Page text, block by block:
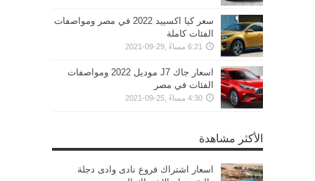
سعر كيا اكسييد 2022 في مصر ومواصفات
الفئات كاملة
6:21 مساءً ,29-09-2021
اسعار جاك J7 موديل 2022 ومواصفات
الفئات في مصر
4:30 مساءً ,25-09-2021
الأكثر مشاهدة
اسعار اشتراك فروع نادى وادى دجلة